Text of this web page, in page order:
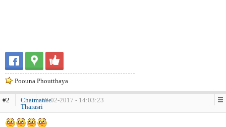
Poouna Phoutthaya
#2
Chatmanee
Tharasri
19-02-2017 - 14:03:23